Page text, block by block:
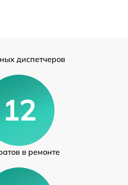
диспетчеров
12
в ремонте